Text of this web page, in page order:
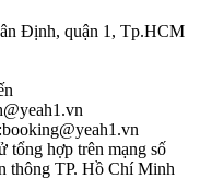
Định, quận 1, Tp.HCM
booking@yeah1.vn
tổng hợp trên mạng số
thông TP. Hồ Chí Minh